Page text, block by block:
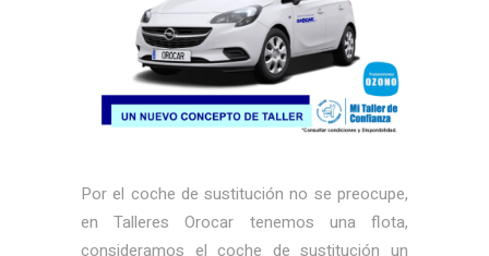
Por el coche de sustitución no se preocupe,
en Talleres Orocar tenemos una flota,
consideramos el coche de sustitución un